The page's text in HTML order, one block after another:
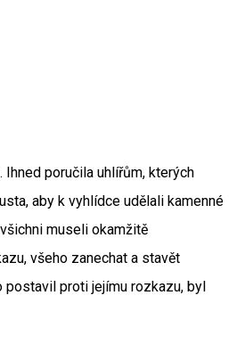
poručila uhlířům, kterých
aby k vyhlídce udělali kamenné
museli okamžitě
všeho zanechat a stavět
postavil proti jejímu rozkazu, byl